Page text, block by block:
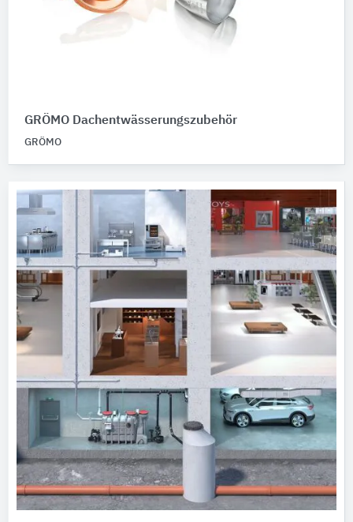
GRÖMO Dachentwässerungszubehör
GRÖMO